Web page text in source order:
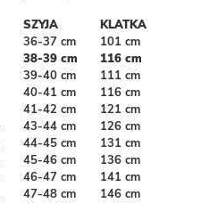
SZYJA
KLATKA
36-37 cm
101 cm
38-39 cm
116 cm
39-40 cm
111 cm
40-41 cm
116 cm
41-42 cm
121 cm
43-44 cm
126 cm
44-45 cm
131 cm
45-46 cm
136 cm
46-47 cm
141 cm
47-48 cm 146 cm